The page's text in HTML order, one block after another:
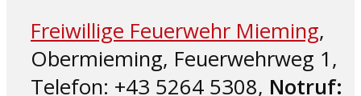
Freiwillige Feuerwehr Mieming,
Obermieming, Feuerwehrweg 1,
Telefon: +43 5264 5308, Notruf: